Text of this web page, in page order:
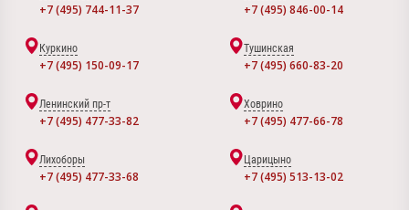
+7 (495) 744-11-37 +7 (495) 846-00-14
Куркино
+7 (495) 150-09-17
Тушинская
+7 (495) 660-83-20
Ленинский пр-т
+7 (495) 477-33-82
Ховрино
+7 (495) 477-66-78
Лихоборы
+7 (495) 477-33-68
Царицыно
+7 (495) 513-13-02